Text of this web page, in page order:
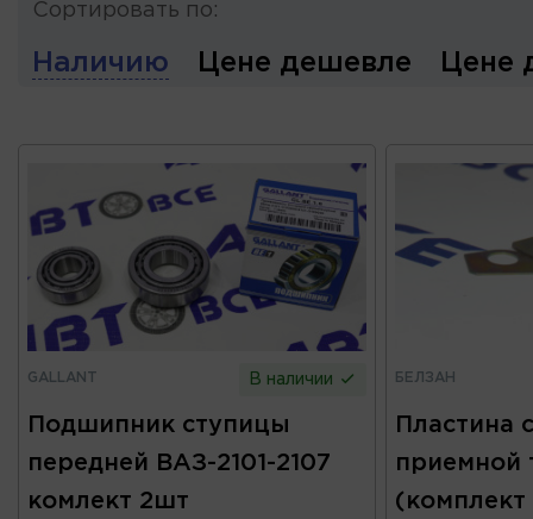
Сортировать по:
Наличию Цене дешевле Цене
GALLANT В наличии
Подшипник ступицы
передней ВАЗ-2101-2107
комлект 2шт
БЕЛЗАН
Пластина
приемной